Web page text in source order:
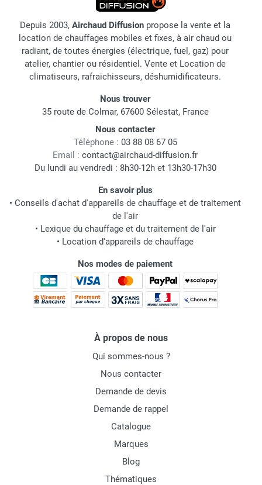
Depuis 2003, Airchaud Diffusion propose la vente et la
location de chauffages mobiles et fixes, à air chaud ou
radiant, de toutes énergies (électrique, fuel, gaz) pour
atelier, chantier ou résidentiel. Vente et Location de
climatiseurs, rafraichisseurs, déshumidificateurs.
Nous trouver
35 route de Colmar, 67600 Sélestat, France
Nous contacter
Téléphone : 03 88 08 67 05
Email : contact@airchaud-diffusion.fr
Du lundi au vendredi : 8h30-12h et 13h30-17h30
En savoir plus
• Conseils d'achat d'appareils de chauffage et de traitement
de l'air
• Lexique du chauffage et du traitement de l'air
• Location d'appareils de chauffage
Nos modes de paiement
À propos de nous
Qui sommes-nous ?
Nous contacter
Demande de devis
Demande de rappel
Catalogue
Marques
Blog
Thématiques